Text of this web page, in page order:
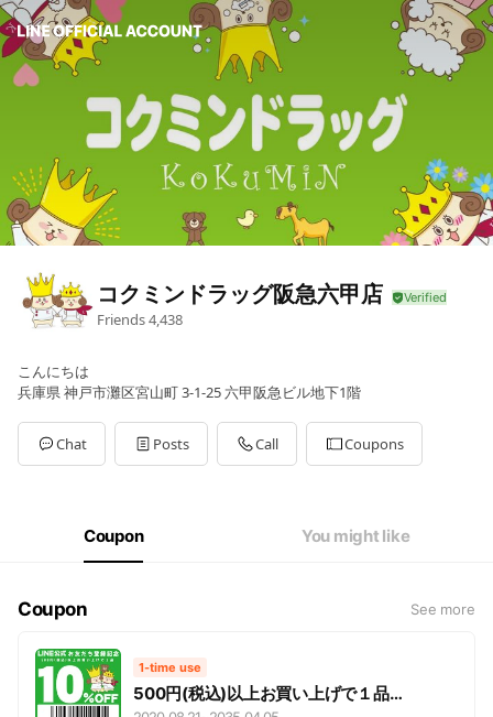
コクミンドラッグ阪急六甲店
Friends4,438
こんにちは
兵庫県 神戸市灘区宮山町 3-1-25 六甲阪急ビル地下1階
Chat Posts Call Coupons
Coupon You might like
Coupon See more
1-time use
500円(税込)以上お買い上げで１品